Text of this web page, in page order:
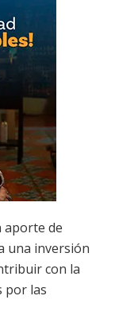
aporte de
una inversión
con la
por las